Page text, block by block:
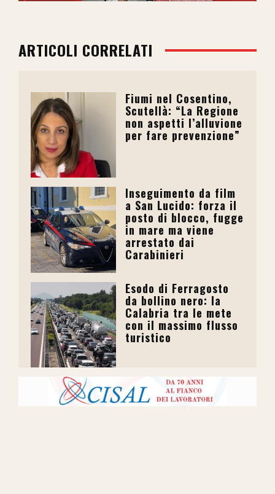
ARTICOLI CORRELATI
Fiumi nel Cosentino,
Scutellà: “La Regione
non aspetti l’alluvione
per fare prevenzione”
Inseguimento da film
a San Lucido: forza il
posto di blocco, fugge
in mare ma viene
arrestato dai
Carabinieri
Esodo di Ferragosto
da bollino nero: la
Calabria tra le mete
con il massimo flusso
turistico